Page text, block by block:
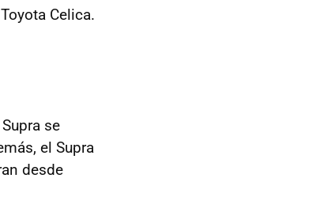
Celica.
se
el Supra
desde